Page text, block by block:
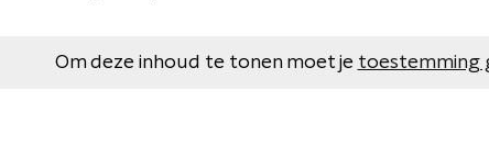
Om deze inhoud te tonen moet je toestemming